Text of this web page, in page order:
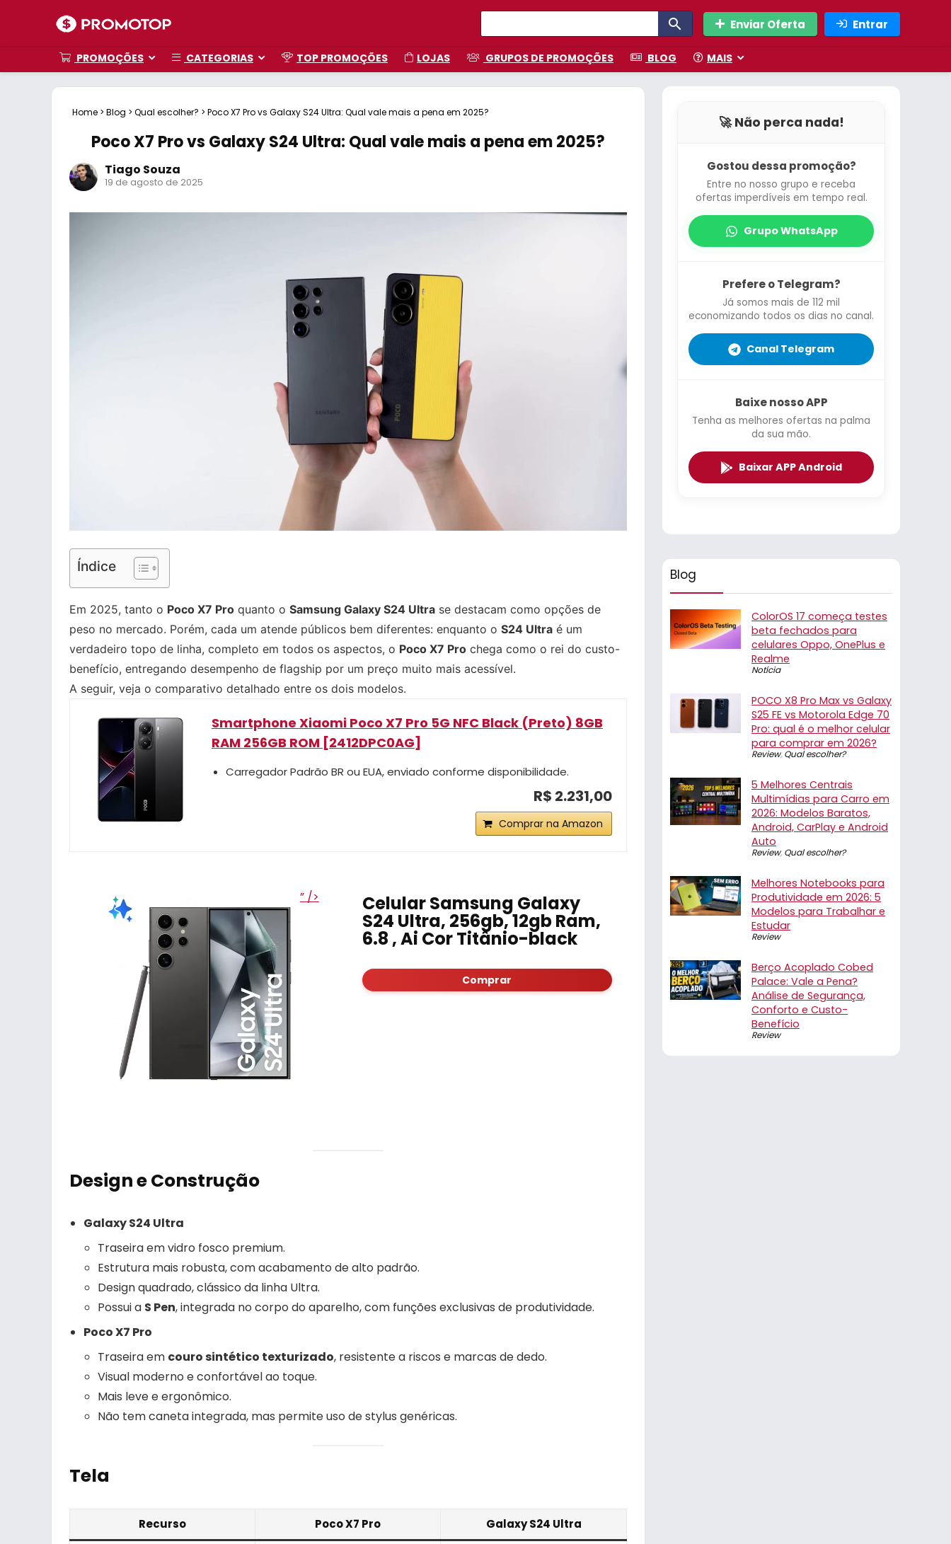
Enviar Oferta Entrar
PROMOÇÕES CATEGORIAS TOP PROMOÇÕES LOJAS GRUPOS DE PROMOÇÕES BLOG MAIS
Home > Blog > Qual escolher? > Poco X7 Pro vs Galaxy S24 Ultra: Qual vale mais a pena em 2025?
Poco X7 Pro vs Galaxy S24 Ultra: Qual vale mais a pena em 2025?
Tiago Souza
19 de agosto de 2025
Índice
Em 2025, tanto o Poco X7 Pro quanto o Samsung Galaxy S24 Ultra se destacam como opções de
peso no mercado. Porém, cada um atende públicos bem diferentes: enquanto o S24 Ultra é um
verdadeiro topo de linha, completo em todos os aspectos, o Poco X7 Pro chega como o rei do custo-
benefício, entregando desempenho de flagship por um preço muito mais acessível.
A seguir, veja o comparativo detalhado entre os dois modelos.
Smartphone Xiaomi Poco X7 Pro 5G NFC Black (Preto) 8GB
RAM 256GB ROM [2412DPC0AG]
Carregador Padrão BR ou EUA, enviado conforme disponibilidade.
R$ 2.231,00
Comprar na Amazon
” /> Celular Samsung Galaxy
S24 Ultra, 256gb, 12gb Ram,
6.8 , Ai Cor Titânio-black
Comprar
Design e Construção
Galaxy S24 Ultra
Traseira em vidro fosco premium.
Estrutura mais robusta, com acabamento de alto padrão.
Design quadrado, clássico da linha Ultra.
Possui a S Pen, integrada no corpo do aparelho, com funções exclusivas de produtividade.
Poco X7 Pro
Traseira em couro sintético texturizado, resistente a riscos e marcas de dedo.
Visual moderno e confortável ao toque.
Mais leve e ergonômico.
Não tem caneta integrada, mas permite uso de stylus genéricas.
Tela
Recurso Poco X7 Pro Galaxy S24 Ultra
🚀 Não perca nada!
Gostou dessa promoção?
Entre no nosso grupo e receba
ofertas imperdíveis em tempo real.
Grupo WhatsApp
Prefere o Telegram?
Já somos mais de 112 mil
economizando todos os dias no canal.
Canal Telegram
Baixe nosso APP
Tenha as melhores ofertas na palma
da sua mão.
Baixar APP Android
Blog
ColorOS 17 começa testes
beta fechados para
celulares Oppo, OnePlus e
Realme
Notícia
POCO X8 Pro Max vs Galaxy
S25 FE vs Motorola Edge 70
Pro: qual é o melhor celular
para comprar em 2026?
Review, Qual escolher?
5 Melhores Centrais
Multimídias para Carro em
2026: Modelos Baratos,
Android, CarPlay e Android
Auto
Review, Qual escolher?
Melhores Notebooks para
Produtividade em 2026: 5
Modelos para Trabalhar e
Estudar
Review
Berço Acoplado Cobed
Palace: Vale a Pena?
Análise de Segurança,
Conforto e Custo-
Benefício
Review